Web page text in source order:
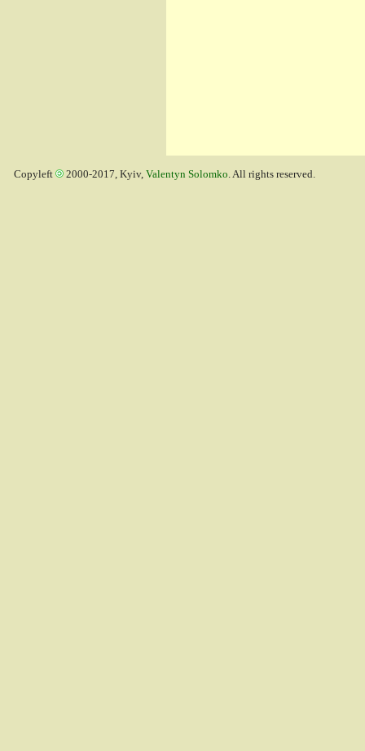
Copyleft 2000-2017, Kyiv, Valentyn Solomko. All rights reserved.